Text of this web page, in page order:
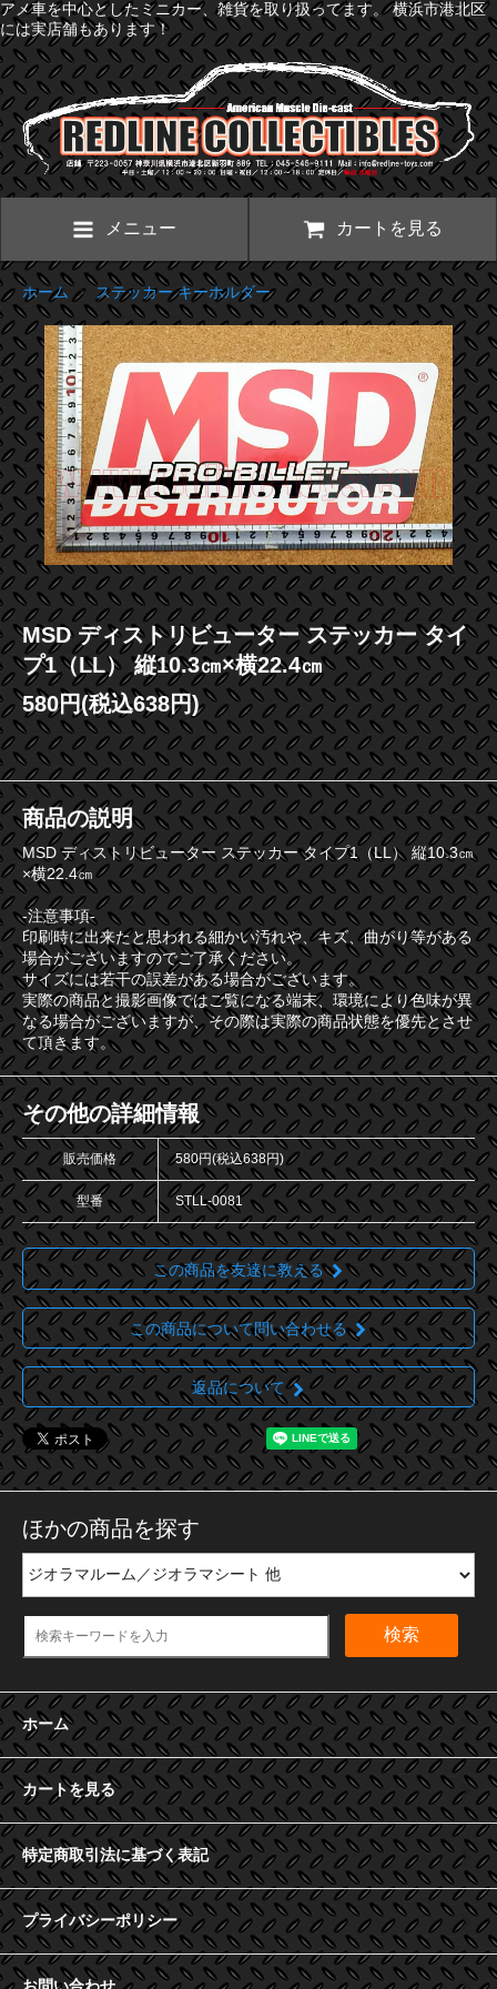
アメ車を中心としたミニカー、雑貨を取り扱ってます。 横浜市港北区
には実店舗もあります！
メニュー カートを見る
ホーム>ステッカー キーホルダー
MSD ディストリビューター ステッカー タイ
プ1（LL） 縦10.3㎝×横22.4㎝
580円(税込638円)
商品の説明
MSD ディストリビューター ステッカー タイプ1（LL） 縦10.3㎝
×横22.4㎝
-注意事項-
印刷時に出来たと思われる細かい汚れや、キズ、曲がり等がある
場合がございますのでご了承ください。
サイズには若干の誤差がある場合がございます。
実際の商品と撮影画像ではご覧になる端末、環境により色味が異
なる場合がございますが、その際は実際の商品状態を優先とさせ
て頂きます。
その他の詳細情報
販売価格 580円(税込638円)
型番 STLL-0081
この商品を友達に教える
この商品について問い合わせる
返品について
ほかの商品を探す
検索
ホーム
カートを見る
特定商取引法に基づく表記
プライバシーポリシー